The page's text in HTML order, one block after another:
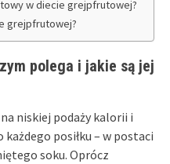
w diecie grejpfrutowej?
grejpfrutowej?
polega i jakie są jej
niskiej podaży kalorii i
każdego posiłku – w postaci
soku. Oprócz